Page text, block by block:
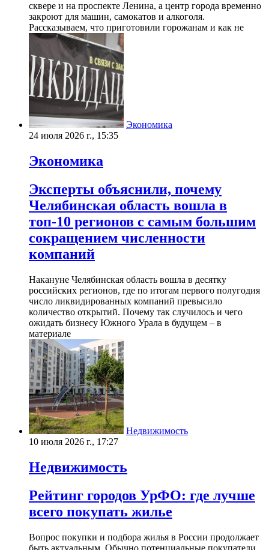
сквере и на проспекте Ленина, а центр города временно
закроют для машин, самокатов и алкоголя.
Рассказываем, что приготовили горожанам и как не
Экономика
24 июля 2026 г., 15:35
Экономика
Эксперты объяснили, почему
Челябинская область вошла в
топ-10 регионов с самым большим
сокращением численности
компаний
Накануне Челябинская область вошла в десятку
российских регионов, где по итогам первого полугодия
число ликвидированных компаний превысило
количество открытий. Почему так случилось и чего
ожидать бизнесу Южного Урала в будущем – в
материале
Недвижимость
10 июля 2026 г., 17:27
Недвижимость
Рейтинг городов УрФО: где лучше
всего покупать жилье
Вопрос покупки и подбора жилья в России продолжает
быть актуальным. Обычно потенциальные покупатели